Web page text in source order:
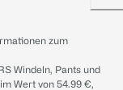
zum
Windeln, Pants und
Wert von 54.99 €,